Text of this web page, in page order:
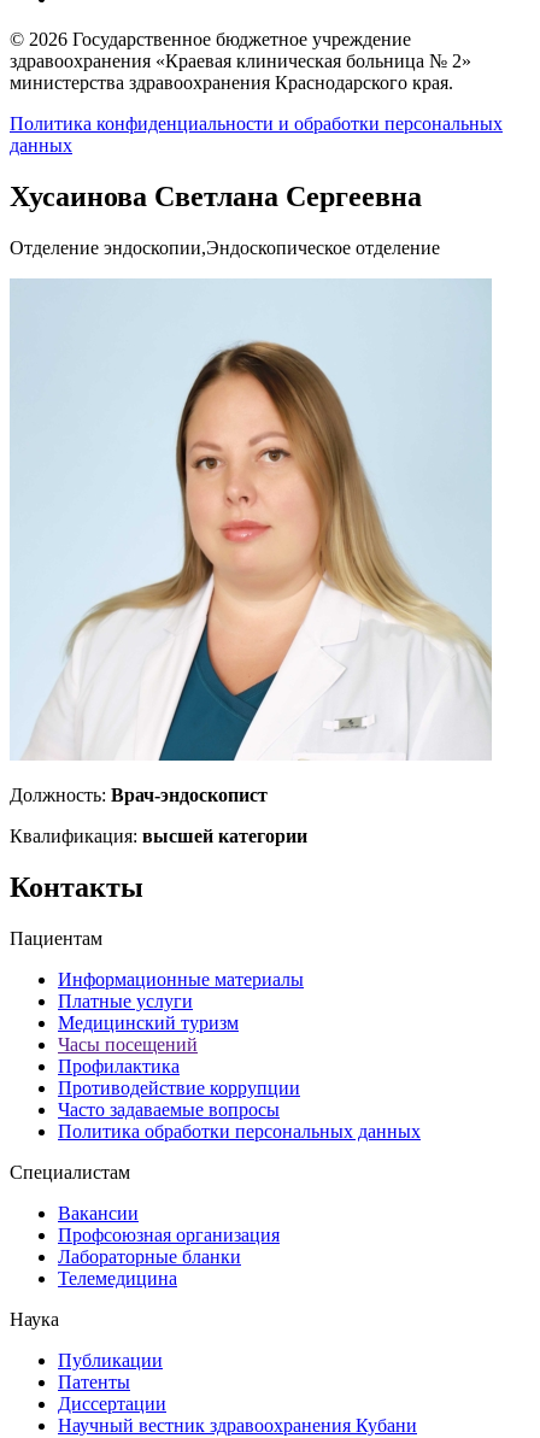
© 2026 Государственное бюджетное учреждение
здравоохранения «Краевая клиническая больница № 2»
министерства здравоохранения Краснодарского края.
Политика конфиденциальности и обработки персональных
данных
Хусаинова Светлана Сергеевна
Отделение эндоскопии,Эндоскопическое отделение
Должность: Врач-эндоскопист
Квалификация: высшей категории
Контакты
Пациентам
Информационные материалы
Платные услуги
Медицинский туризм
Часы посещений
Профилактика
Противодействие коррупции
Часто задаваемые вопросы
Политика обработки персональных данных
Специалистам
Вакансии
Профсоюзная организация
Лабораторные бланки
Телемедицина
Наука
Публикации
Патенты
Диссертации
Научный вестник здравоохранения Кубани